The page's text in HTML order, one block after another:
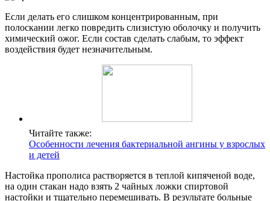
Если делать его слишком концентрированным, при
полоскании легко повредить слизистую оболочку и получить
химический ожог. Если состав сделать слабым, то эффект
воздействия будет незначительным.
Читайте также:
Особенности лечения бактериальной ангины у взрослых
и детей
Настойка прополиса растворяется в теплой кипяченой воде,
на один стакан надо взять 2 чайных ложки спиртовой
настойки и тщательно перемешивать. В результате больные